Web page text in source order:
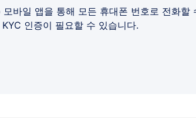
바일 앱을 통해 모든 휴대폰 번호로 전화할
인증이 필요할 수 있습니다.